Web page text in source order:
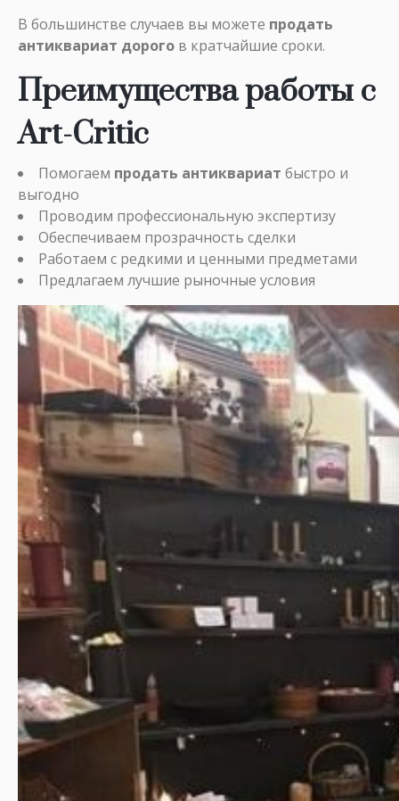
В большинстве случаев вы можете продать
антиквариат дорого в кратчайшие сроки.
Преимущества работы с
Art-Critic
Помогаем продать антиквариат быстро и
выгодно
Проводим профессиональную экспертизу
Обеспечиваем прозрачность сделки
Работаем с редкими и ценными предметами
Предлагаем лучшие рыночные условия